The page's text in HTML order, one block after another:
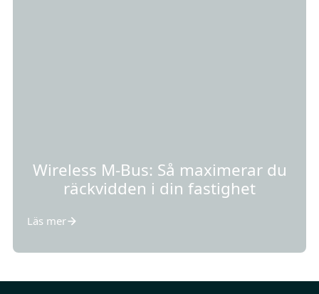
Wireless M-Bus: Så maximerar du
räckvidden i din fastighet
Läs mer